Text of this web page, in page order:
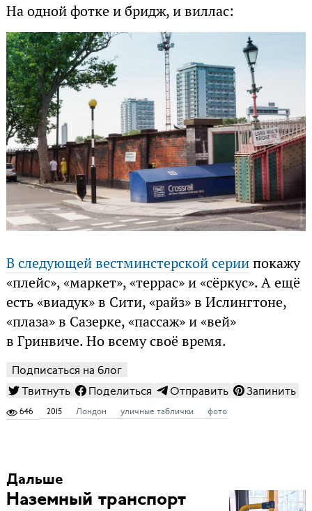
На одной фотке и бридж, и виллас:
В следующей вестминстерской сериипокажу
«плейс», «маркет», «террас» и «сёркус». А ещё
есть «виадук» в Сити, «райз» в Ислингтоне,
«плаза» в Сазерке, «пассаж» и «вей»
в Гринвиче. Но всему своё время.
Подписаться на блог
Твитнуть
Поделиться Отправить Запинить
646 2015 Лондон уличные таблички фото
Дальше
Наземный транспорт